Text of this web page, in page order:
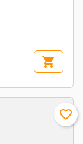
shopping_cart
favorite_border